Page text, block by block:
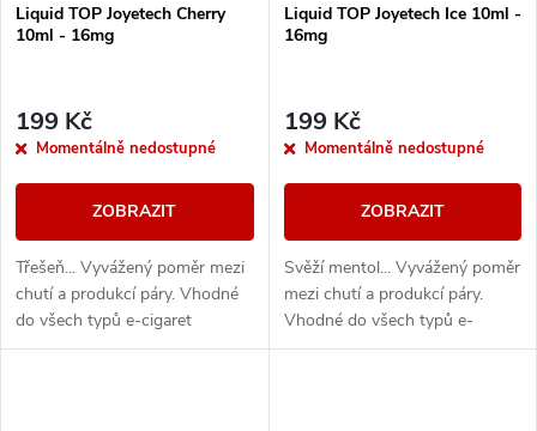
Liquid TOP Joyetech Cherry
10ml - 16mg
199 Kč
Momentálně nedostupné
ZOBRAZIT
Třešeň... Vyvážený poměr mezi
chutí a produkcí páry. Vhodné
do všech typů e-cigaret
Liquid TOP Joyetech Ice 10ml -
16mg
199 Kč
Momentálně nedostupné
ZOBRAZIT
Svěží mentol... Vyvážený poměr
mezi chutí a produkcí páry.
Vhodné do všech typů e-
cigaret